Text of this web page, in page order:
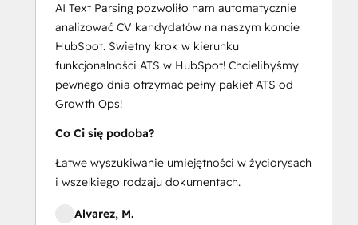
AI Text Parsing pozwoliło nam automatycznie
analizować CV kandydatów na naszym koncie
HubSpot. Świetny krok w kierunku
funkcjonalności ATS w HubSpot! Chcielibyśmy
pewnego dnia otrzymać pełny pakiet ATS od
Growth Ops!
Co Ci się podoba?
Łatwe wyszukiwanie umiejętności w życiorysach
i wszelkiego rodzaju dokumentach.
Alvarez, M.